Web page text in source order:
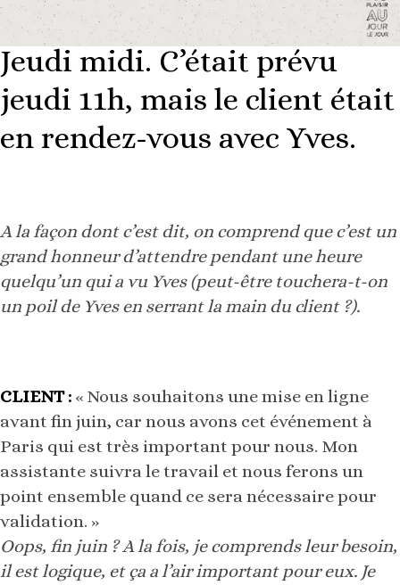
Jeudi midi. C’était prévu
jeudi 11h, mais le client était
en rendez-vous avec Yves.
A la façon dont c’est dit, on comprend que c’est un
grand honneur d’attendre pendant une heure
quelqu’un qui a vu Yves (peut-être touchera-t-on
un poil de Yves en serrant la main du client ?).
CLIENT : « Nous souhaitons une mise en ligne
avant fin juin, car nous avons cet événement à
Paris qui est très important pour nous. Mon
assistante suivra le travail et nous ferons un
point ensemble quand ce sera nécessaire pour
validation. »
Oops, fin juin ? A la fois, je comprends leur besoin,
il est logique, et ça a l’air important pour eux. Je